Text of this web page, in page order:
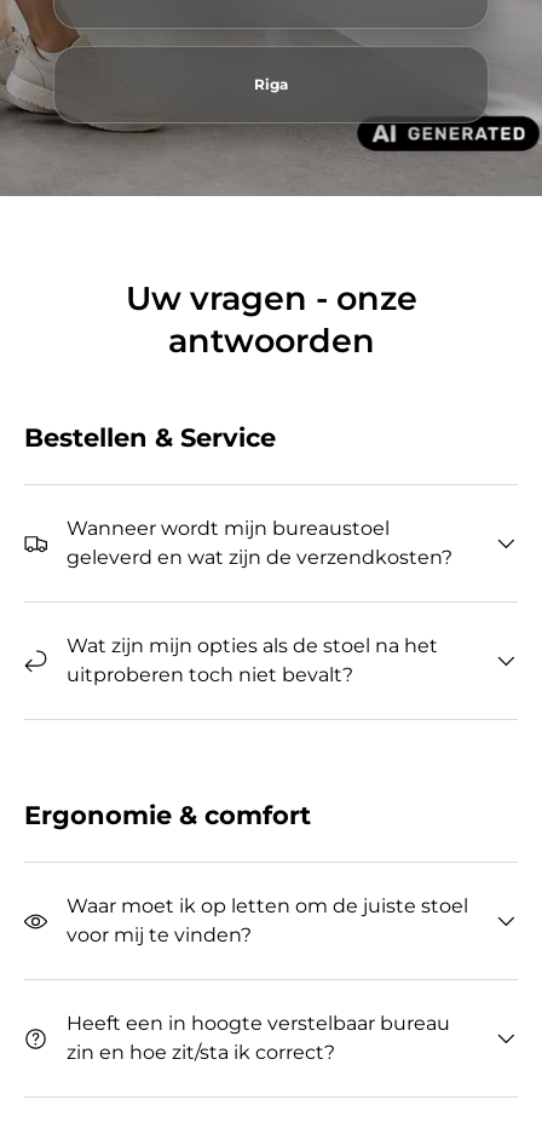
Riga
Uw vragen - onze
antwoorden
Bestellen & Service
Wanneer wordt mijn bureaustoel
geleverd en wat zijn de verzendkosten?
Wat zijn mijn opties als de stoel na het
uitproberen toch niet bevalt?
Ergonomie & comfort
Waar moet ik op letten om de juiste stoel
voor mij te vinden?
Heeft een in hoogte verstelbaar bureau
zin ​​en hoe zit/sta ik correct?